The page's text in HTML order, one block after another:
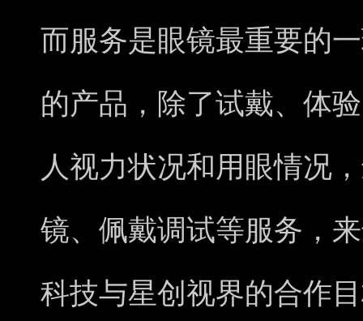
而服务是眼镜最重要的
的产品，除了试戴、体
人视力状况和用眼情况
镜、佩戴调试等服务，
科技与星创视界的合作